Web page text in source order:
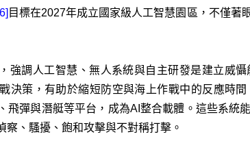
目標在2027年成立國家級人工智慧園區，不僅著
強調人工智慧、無人系統與自主研發是建立威
決策，有助於縮短防空與海上作戰中的反應時
飛彈與潛艇等平台，成為AI整合載體。這些系統
察、騷擾、飽和攻擊與不對稱打擊。